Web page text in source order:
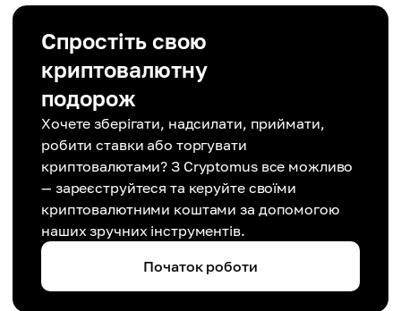
Спростіть свою
криптовалютну
подорож
Хочете зберігати, надсилати, приймати,
робити ставки або торгувати
криптовалютами? З Cryptomus все можливо
— зареєструйтеся та керуйте своїми
криптовалютними коштами за допомогою
наших зручних інструментів.
Початок роботи